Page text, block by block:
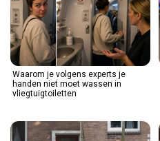
Waarom je volgens experts je
handen niet moet wassen in
vliegtuigtoiletten